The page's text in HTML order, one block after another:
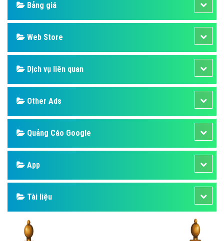
Bảng giá
Web Store
Dịch vụ liên quan
Other Ads
Quảng Cáo Google
App
Tài liệu